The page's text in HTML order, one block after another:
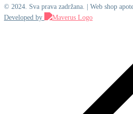
© 2024. Sva prava zadržana. | Web shop
Developed by